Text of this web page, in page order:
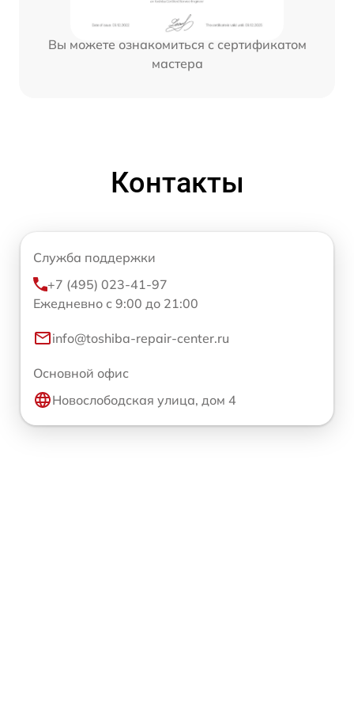
Вы можете ознакомиться с сертификатом
мастера
Контакты
Служба поддержки
+7 (495) 023-41-97
Ежедневно с 9:00 до 21:00
info@toshiba-repair-center.ru
Основной офис
Новослободская улица, дом 4